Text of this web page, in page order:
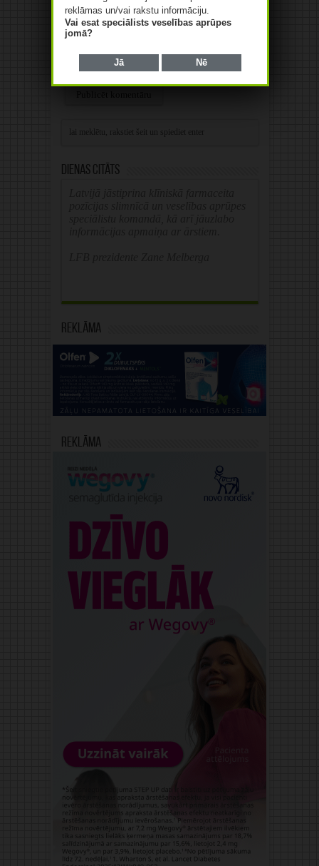
Web
Save my name, email, and website in this
browser for the next time I comment.
Dienas citāts
Reklāma
Reklāma
reklāmas un/vai rakstu informāciju.
Vai esat speciālists veselības aprūpes
jomā?
Jā Nē